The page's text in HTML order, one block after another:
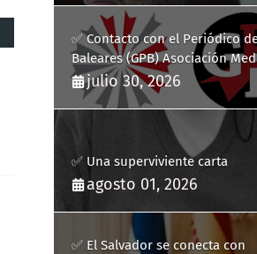
✅ Contacto con el Periódico
Baleares (GPB) Asociación
Comunicación Digitales
julio 30, 2026
✅ Una superviviente carta
agosto 01, 2026
✅ El Salvador se conecta con